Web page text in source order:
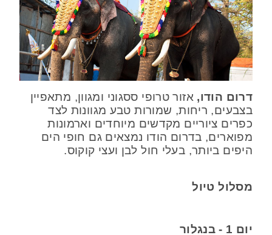
דרום הודו,אזור טרופי ססגוני ומגוון, מתאפיין
בצבעים, ריחות, שמורות טבע מגוונות לצד
כפרים ציוריים מקדשים מיוחדים וארמונות
מפוארים, בדרום הודו נמצאים גם חופי הים
היפים ביותר, בעלי חול לבן ועצי קוקוס.
מסלול טיול
יום 1 - בנגלור